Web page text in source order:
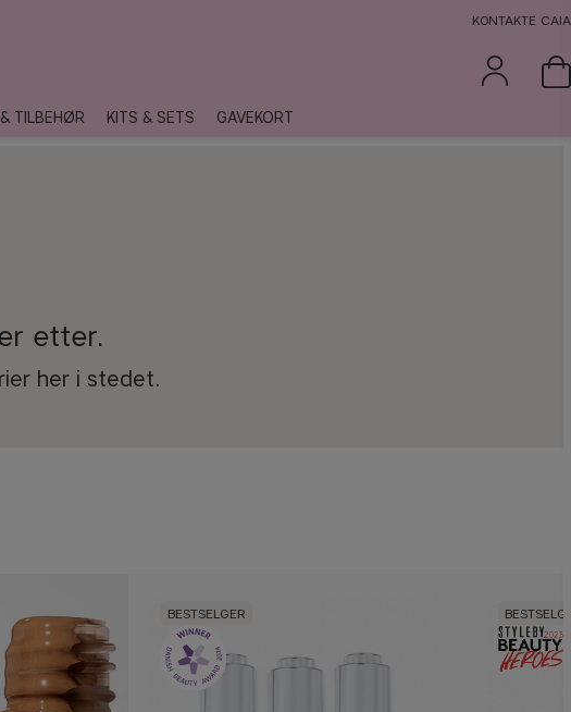
KONTAKTE CAIA
TILBEHØR KITS & SETS GAVEKORT
etter.
her i stedet.
BESTSELGER